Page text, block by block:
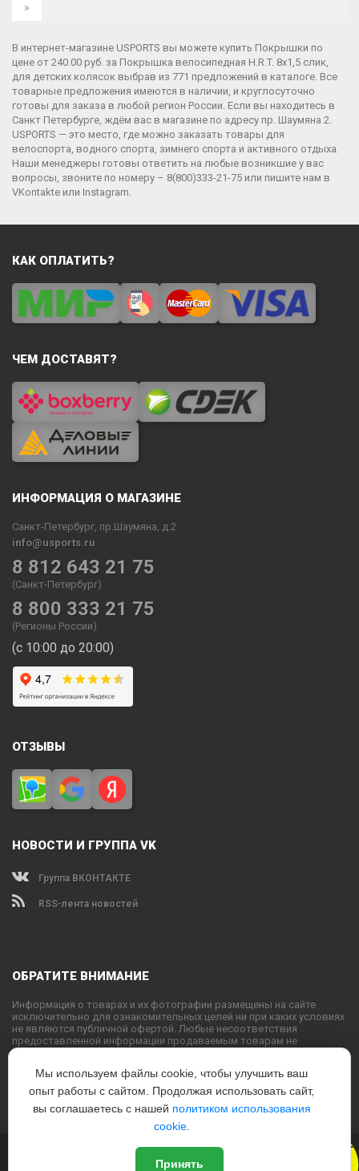
»
В интернет-магазине USPORTS вы можете купить Покрышки по
цене от 240.00 руб. за Покрышка велосипедная H.R.T. 8х1,5 слик,
для детских колясок выбрав из 771 предложений в каталоге. Все
товарные предложения имеются в наличии, и круглосуточно
готовы для заказа в любой регион России. Если вы находитесь в
Санкт Петербурге, ждём вас в магазине по адресу пр. Шаумяна 2.
USPORTS — это место, где можно заказать товары для
велоспорта, водного спорта, зимнего спорта и активного отдыха.
Наши менеджеры готовы ответить на любые возникшие у вас
вопросы, звоните по номеру – 8(800)333-21-75 или пишите нам в
VKontakte или Instagram.
КАК ОПЛАТИТЬ?
ЧЕМ ДОСТАВЯТ?
ИНФОРМАЦИЯ О МАГАЗИНЕ
Санкт-Петербург, пр.Шаумяна, д.2
info@usports.ru
8 812 643 21 75
(Санкт-Петербург)
8 800 333 21 75
(Регионы России)
(с 10:00 до 20:00)
ОТЗЫВЫ
НОВОСТИ И ГРУППА VK
Группа ВКОНТАКТЕ
RSS-лента новостей
ОБРАТИТЕ ВНИМАНИЕ
Информация о товарах и их фотографии размещены на сайте
исключительно для ознакомительных целей ни при каких условиях
не являются публичной офертой. Любые несоответствия
предоставленной информации продаваемым товарам не
являются основанием для претензий, так как внешний вид и
свое усмотрение.
Использование текстовых или графических материалов с сайта
запрещено без согласования с администрацией USPORTS
Мы используем файлы cookie, чтобы улучшить ваш
опыт работы с сайтом. Продолжая использовать сайт,
вы соглашаетесь с нашей политиком использования
cookie.
Принять
Новый